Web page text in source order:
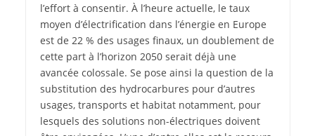
l’effort à consentir. À l’heure actuelle, le taux
moyen d’électrification dans l’énergie en Europe
est de 22 % des usages finaux, un doublement de
cette part à l’horizon 2050 serait déjà une
avancée colossale. Se pose ainsi la question de la
substitution des hydrocarbures pour d’autres
usages, transports et habitat notamment, pour
lesquels des solutions non-électriques doivent